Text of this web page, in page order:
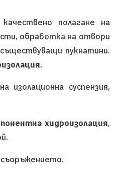
полагане на
обработка на отвори
пукнатини.
.
изолационна суспензия,
хидроизолация,
съоръжението.